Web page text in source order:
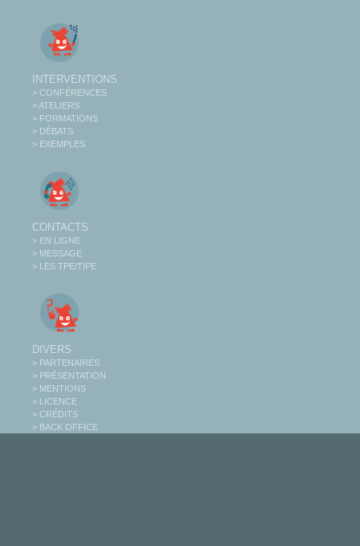
INTERVENTIONS
> CONFÉRENCES
> ATELIERS
> FORMATIONS
> DÉBATS
> EXEMPLES
CONTACTS
> EN LIGNE
> MESSAGE
> LES TPE/TIPE
DIVERS
> PARTENAIRES
> PRÉSENTATION
> MENTIONS
> LICENCE
> CRÉDITS
> BACK OFFICE